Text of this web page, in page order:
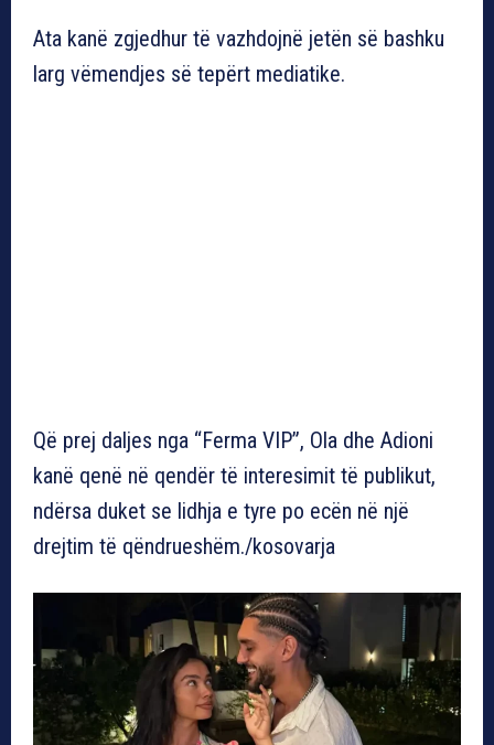
Ata kanë zgjedhur të vazhdojnë jetën së bashku
larg vëmendjes së tepërt mediatike.
Që prej daljes nga “Ferma VIP”, Ola dhe Adioni
kanë qenë në qendër të interesimit të publikut,
ndërsa duket se lidhja e tyre po ecën në një
drejtim të qëndrueshëm./kosovarja